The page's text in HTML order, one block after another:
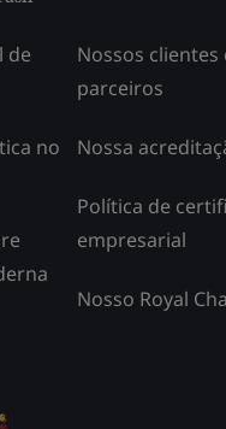
de
no
Nossos clientes
parceiros
Nossa
Política de
empresarial
Nosso Royal